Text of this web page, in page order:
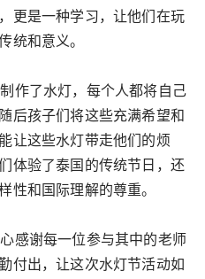
更是一种学习，让他们在玩
统和意义。
作了水灯，每个人都将自己
后孩子们将这些充满希望和
让这些水灯带走他们的烦
体验了泰国的传统节日，还
性和国际理解的尊重。
感谢每一位参与其中的老师
付出，让这次水灯节活动如